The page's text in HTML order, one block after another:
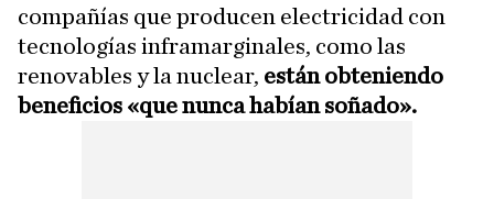
compañías que producen electricidad con
tecnologías inframarginales, como las
renovables y la nuclear, están obteniendo
beneficios «que nunca habían soñado».